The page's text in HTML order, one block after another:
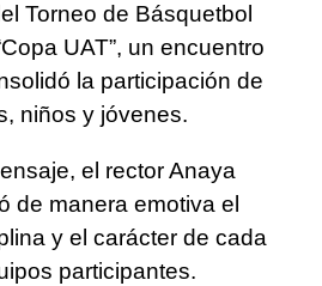
Torneo de Básquetbol
UAT”, un encuentro
la participación de
niños y jóvenes.
el rector Anaya
de manera emotiva el
y el carácter de cada
participantes.